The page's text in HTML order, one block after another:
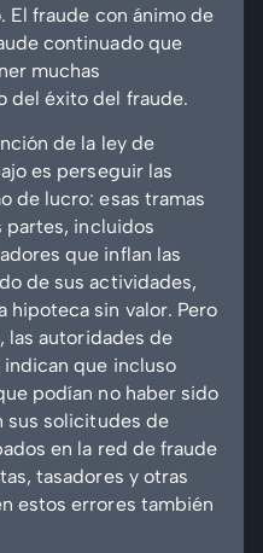
fraude con ánimo de
continuado que
muchas
del éxito del fraude.
de la ley de
es perseguir las
de lucro: esas tramas
partes, incluidos
que inflan las
de sus actividades,
hipoteca sin valor. Pero
las autoridades de
que incluso
podían no haber sido
sus solicitudes de
en la red de fraude
tasadores y otras
estos errores también